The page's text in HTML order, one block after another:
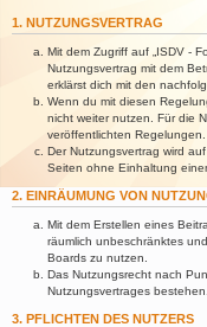
1. NUTZUNGSVERTRAG
Mit dem Zugriff auf „ISDV -
Nutzungsvertrag mit dem
erklärst dich mit den
Wenn du mit diesen
nicht weiter nutzen. Für die
veröffentlichten Regelungen.
Der Nutzungsvertrag wird
Seiten ohne Einhaltung
2. EINRÄUMUNG VON
Mit dem Erstellen eines
räumlich unbeschränktes
Boards zu nutzen.
Das Nutzungsrecht nach
Nutzungsvertrages bestehen.
3. PFLICHTEN DES NUTZERS